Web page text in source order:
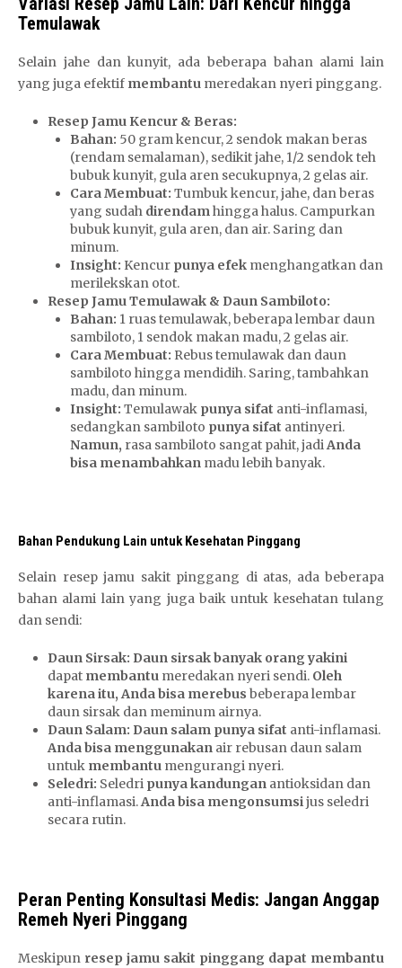
Temulawak
Selain jahe dan kunyit, ada beberapa bahan alami lain
yang juga efektif membantu meredakan nyeri pinggang.
Resep Jamu Kencur & Beras:
Bahan: 50 gram kencur, 2 sendok makan beras
(rendam semalaman), sedikit jahe, 1/2 sendok teh
bubuk kunyit, gula aren secukupnya, 2 gelas air.
Cara Membuat: Tumbuk kencur, jahe, dan beras
yang sudah direndamhingga halus. Campurkan
bubuk kunyit, gula aren, dan air. Saring dan
minum.
Insight: Kencur punya efekmenghangatkan dan
merilekskan otot.
Resep Jamu Temulawak & Daun Sambiloto:
Bahan: 1 ruas temulawak, beberapa lembar daun
sambiloto, 1 sendok makan madu, 2 gelas air.
Cara Membuat: Rebus temulawak dan daun
sambiloto hingga mendidih. Saring, tambahkan
madu, dan minum.
Insight: Temulawak punya sifat anti-inflamasi,
sedangkan sambiloto punya sifat antinyeri.
Namun, rasa sambiloto sangat pahit, jadiAnda
bisa menambahkanmadu lebih banyak.
Bahan Pendukung Lain untuk Kesehatan Pinggang
Selain resep jamu sakit pinggang di atas, ada beberapa
bahan alami lain yang juga baik untuk kesehatan tulang
dan sendi:
Daun Sirsak: Daun sirsak banyak orang yakini
dapat membantumeredakan nyeri sendi. Oleh
karena itu,Anda bisa merebus beberapa lembar
daun sirsak dan meminum airnya.
Daun Salam: Daun salam punya sifat anti-inflamasi.
Anda bisa menggunakanair rebusan daun salam
untuk membantumengurangi nyeri.
Seledri: Seledri punya kandunganantioksidan dan
anti-inflamasi.Anda bisa mengonsumsijus seledri
secara rutin.
Peran Penting Konsultasi Medis: Jangan Anggap
Remeh Nyeri Pinggang
Meskipun resep jamu sakit pinggang dapat membantu